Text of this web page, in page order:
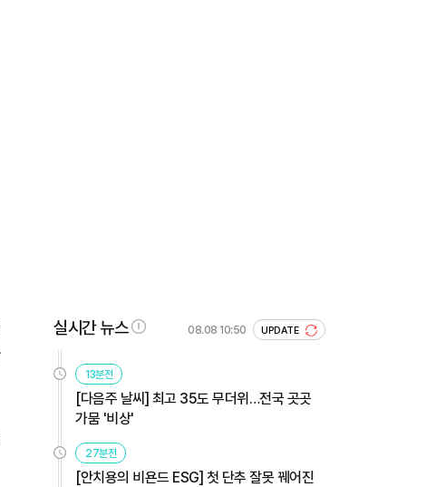
실시간 뉴스 08.08 10:50 UPDATE
13분전
[다음주 날씨] 최고 35도 무더위…전국 곳곳
가뭄 '비상'
27분전
[안치용의 비욘드 ESG] 첫 단추 잘못 꿰어진